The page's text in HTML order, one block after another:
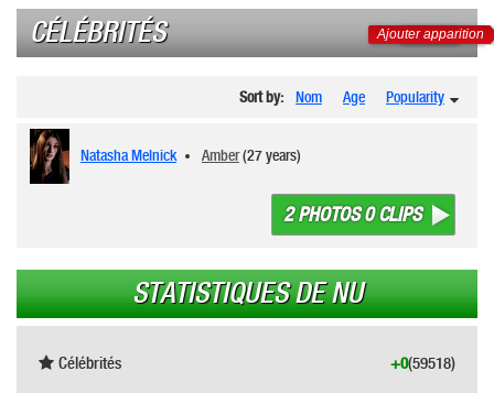
CÉLÉBRITÉS Ajouter apparition
Sort by: Nom Age Popularity
Natasha Melnick Amber(27 years)
2 PHOTOS 0 CLIPS
STATISTIQUES DE NU
Célébrités (59518)
+0